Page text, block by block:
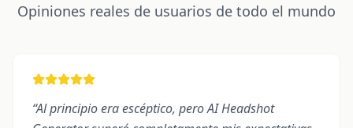
Opiniones reales de usuarios de todo el mundo
“Al principio era escéptico, pero AI Headshot